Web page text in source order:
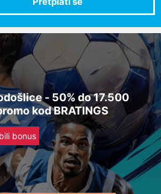
- 50% do 17.500
kod BRATINGS
bonus